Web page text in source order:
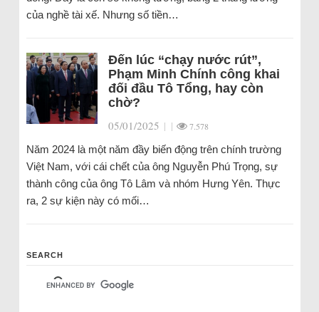
của nghề tài xế. Nhưng số tiền…
Đến lúc “chạy nước rút”,
Phạm Minh Chính công khai
đối đầu Tô Tổng, hay còn
chờ?
05/01/2025 | | 7.578
Năm 2024 là một năm đầy biến động trên chính trường
Việt Nam, với cái chết của ông Nguyễn Phú Trọng, sự
thành công của ông Tô Lâm và nhóm Hưng Yên. Thực
ra, 2 sự kiện này có mối…
SEARCH